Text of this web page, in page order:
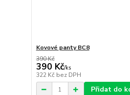
Kovové panty BC8
390 Kč
390 Kč/ks
322 Kč bez DPH
Přidat do